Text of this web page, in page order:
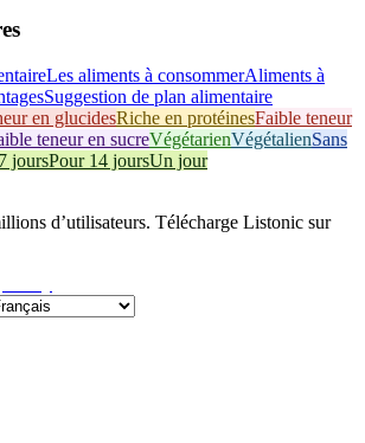
Les aliments à consommerAliments à
Suggestion de plan alimentaire
en glucidesRiche en protéinesFaible teneur
teneur en sucreVégétarienVégétalienSans
joursPour 14 joursUn jour
d’utilisateurs. Télécharge Listonic sur